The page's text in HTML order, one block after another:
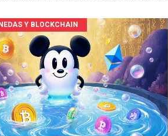
Y BLOCKCHAIN